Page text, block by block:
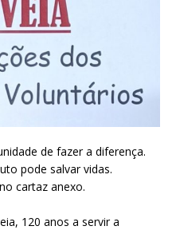
de fazer a diferença.
pode salvar vidas.
cartaz anexo.
120 anos a servir a